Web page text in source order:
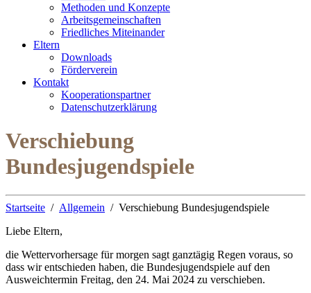
Methoden und Konzepte
Arbeitsgemeinschaften
Friedliches Miteinander
Eltern
Downloads
Förderverein
Kontakt
Kooperationspartner
Datenschutzerklärung
Verschiebung
Bundesjugendspiele
Startseite Allgemein
Verschiebung Bundesjugendspiele
Liebe Eltern,
die Wettervorhersage für morgen sagt ganztägig Regen voraus, so
dass wir entschieden haben, die Bundesjugendspiele auf den
Ausweichtermin Freitag, den 24. Mai 2024 zu verschieben.